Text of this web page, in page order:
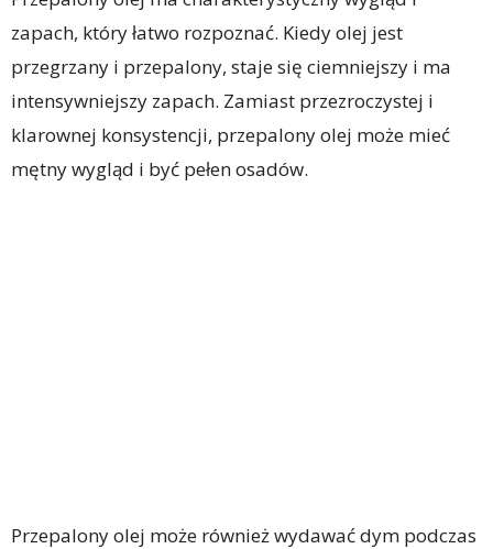
zapach, który łatwo rozpoznać. Kiedy olej jest
przegrzany i przepalony, staje się ciemniejszy i ma
intensywniejszy zapach. Zamiast przezroczystej i
klarownej konsystencji, przepalony olej może mieć
mętny wygląd i być pełen osadów.
Przepalony olej może również wydawać dym podczas